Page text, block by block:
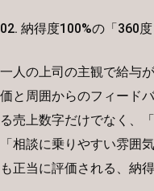
02. 納得度100%の「360度
一人の上司の主観で給与
価と周囲からのフィード
る売上数字だけでなく、
「相談に乗りやすい雰囲
も正当に評価される、納